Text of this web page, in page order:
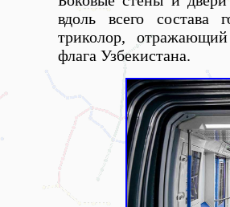
вдоль всего состава
триколор,
флага Узбекистана.